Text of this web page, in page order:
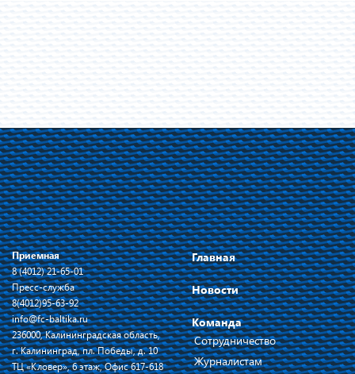
Приемная
8 (4012) 21-65-01
Пресс-служба
8(4012)95-63-92
info@fc-baltika.ru
236000, Калининградская область,
г. Калининград, пл. Победы, д. 10
ТЦ «Кловер», 6 этаж, Офис 617-618
Главная
Новости
Команда
Сотрудничество
Журналистам